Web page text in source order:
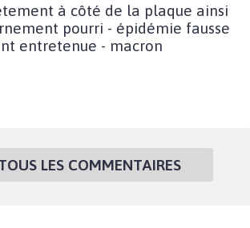
à côté de la plaque ainsi
pourri - épidémie fausse
entretenue - macron
LES COMMENTAIRES